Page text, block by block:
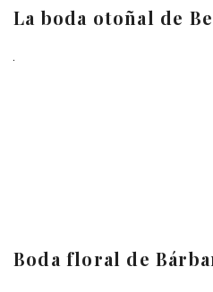
La boda otoñal de
Boda floral de